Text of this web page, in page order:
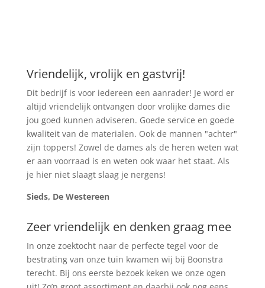
Vriendelijk, vrolijk en gastvrij!
Dit bedrijf is voor iedereen een aanrader! Je word er
altijd vriendelijk ontvangen door vrolijke dames die
jou goed kunnen adviseren. Goede service en goede
kwaliteit van de materialen. Ook de mannen "achter"
zijn toppers! Zowel de dames als de heren weten wat
er aan voorraad is en weten ook waar het staat. Als
je hier niet slaagt slaag je nergens!
Sieds, De Westereen
Zeer vriendelijk en denken graag mee
In onze zoektocht naar de perfecte tegel voor de
bestrating van onze tuin kwamen wij bij Boonstra
terecht. Bij ons eerste bezoek keken we onze ogen